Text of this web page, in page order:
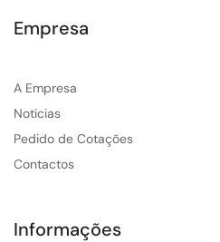
Empresa
A Empresa
Noticias
Pedido de Cotações
Contactos
Informações